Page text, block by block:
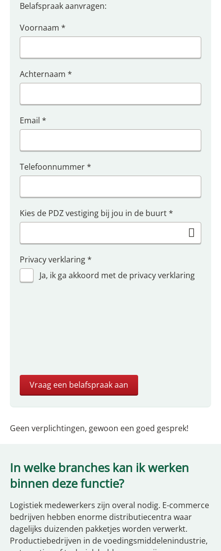
Belafspraak aanvragen:
Voornaam *
Achternaam *
Email *
Telefoonnummer*
Kies de PDZ vestiging bij jou in de buurt*
Privacy verklaring*
Ja, ik ga akkoord met de privacy verklaring
Geen verplichtingen, gewoon een goed gesprek!
In welke branches kan ik werken
binnen deze functie?
Logistiek medewerkers zijn overal nodig. E-commerce
bedrijven hebben enorme distributiecentra waar
dagelijks duizenden pakketjes worden verwerkt.
Productiebedrijven in de voedingsmiddelenindustrie,